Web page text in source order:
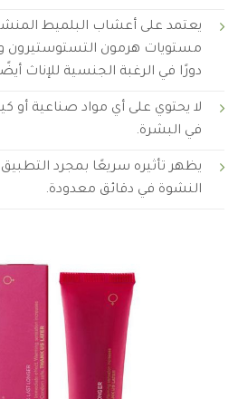
يعتمد على أعشاب البلميط
مستويات هرمون التستوستيرون
دورًا في الرغبة الجنسية للإناث
لا يحتوي على أي مواد صناعية أو
في البشرة.
يظهر تأثيره سريعًا بمجرد
النشوة في دقائق معدودة.